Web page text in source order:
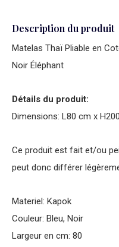
Description du produit
Matelas Thaï Pliable en
Noir Éléphant
Détails du produit:
Dimensions: L80 cm x
Ce produit est fait et/ou
peut donc différer
Materiel: Kapok
Couleur: Bleu, Noir
Largeur en cm: 80